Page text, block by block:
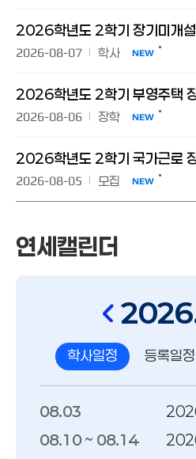
2026-08-07 학사 NEW
2026학년도 2학기 부영주택
2026-08-06 장학 NEW
2026-08-05 모집 NEW
연세캘린더
연세캘린더
2026
학사일정 등록일정
학사일정
08.03
08.10 ~ 08.14